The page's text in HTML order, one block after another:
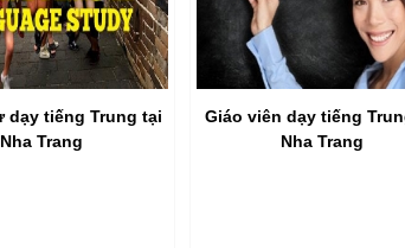
dạy tiếng Trung tại
Nha Trang
Giáo viên dạy tiếng
Nha Trang